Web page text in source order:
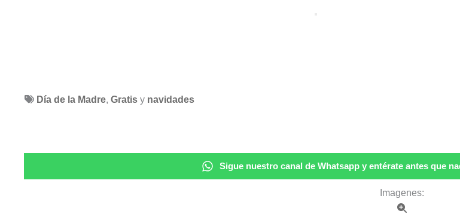
Día de la Madre, Gratisy navidades
Sigue nuestro canal de Whatsapp y entérate antes que
Imagenes: